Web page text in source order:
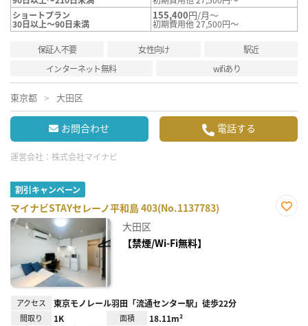
ショートプラン
30日以上～90日未満
155,400円/月～
初期費用他 27,500円～
保証人不要 女性向け
駅近
インターネット無料
wifiあり
東京都 大田区
お問合わせ 電話する
運営会社： 株式会社マイナビ
割引キャンペーン
マイナビSTAYセレーノ平和島 403(No.1137783)
大田区
【禁煙/Wi-Fi無料】
アクセス 東京モノレール羽田「流通センター駅」徒歩22分
間取り 1K 面積 18.11m²